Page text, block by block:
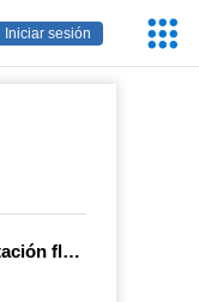
Iniciar sesión
"Coheté": ¡Levitación flamígera!